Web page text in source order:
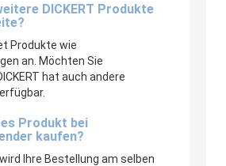
DICKERT Produkte
Produkte wie
an. Möchten Sie
hat auch andere
Produkt bei
kaufen?
Ihre Bestellung am selben